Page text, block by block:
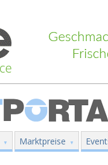
Marktpreise